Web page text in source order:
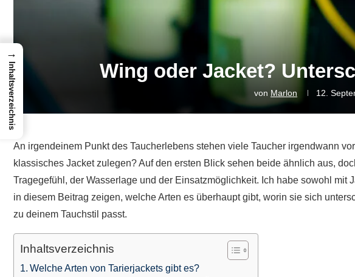
Wing oder Jacket?
von Marlon 12.
An irgendeinem Punkt des Taucherlebens stehen viele Taucher irgendwann
klassisches Jacket zulegen? Auf den ersten Blick sehen beide ähnlich aus,
Tragegefühl, der Wasserlage und der Einsatzmöglichkeit. Ich habe sowohl mit
in diesem Beitrag zeigen, welche Arten es überhaupt gibt, worin sie sich
zu deinem Tauchstil passt.
Inhaltsverzeichnis
Welche Arten von Tarierjackets gibt es?
→
Inhaltsverzeichnis